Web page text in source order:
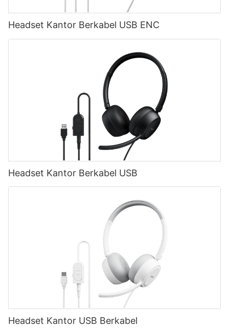
Headset Kantor Berkabel USB ENC
Headset Kantor Berkabel USB
Headset Kantor USB Berkabel